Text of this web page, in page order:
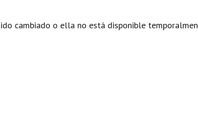
cambiado o ella no está disponible